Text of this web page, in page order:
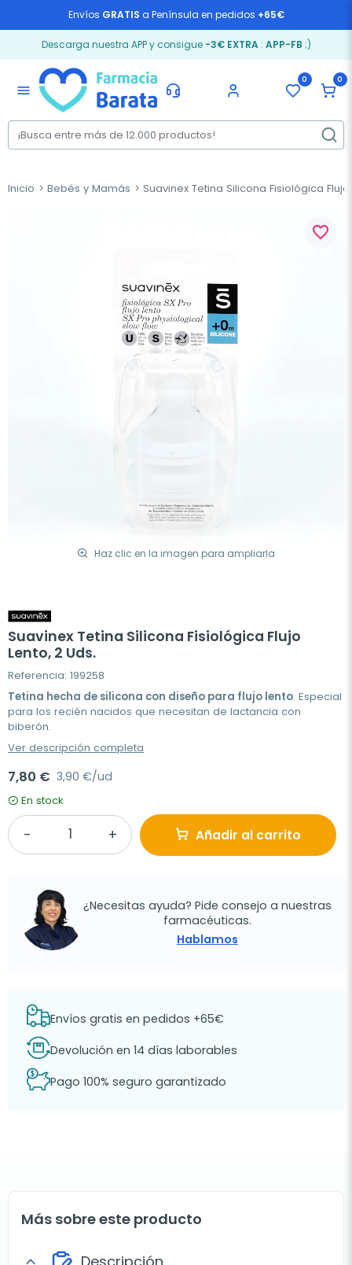
Envíos GRATIS a Península en pedidos +65€
Descarga nuestra APP y consigue -3€ EXTRA: APP-FB ;)
menu
0 0
Inicio Bebés y Mamás Suavinex Tetina Silicona Fisiológica Flujo
Haz clic en la imagen para ampliarla
favorite_border
Suavinex Tetina Silicona Fisiológica Flujo
Lento, 2 Uds.
Referencia: 199258
Tetina hecha de silicona con diseño para flujo lento. Especial
para los recién nacidos que necesitan de lactancia con
biberón.
Ver descripción completa
7,80 € 3,90 €/ud
En stock
Añadir al carrito
¿Necesitas ayuda? Pide consejo a nuestras
farmacéuticas.
Hablamos
Envíos gratis en pedidos +65€
Devolución en 14 días laborables
Pago 100% seguro garantizado
Más sobre este producto